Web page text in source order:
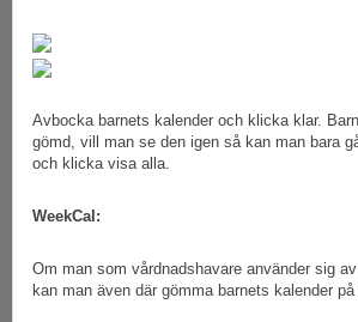
Avbocka barnets kalender och klicka klar.
gömd, vill man se den igen så kan man bara
och klicka visa alla.
WeekCal:
Om man som vårdnadshavare använder sig
kan man även där gömma barnets kalender